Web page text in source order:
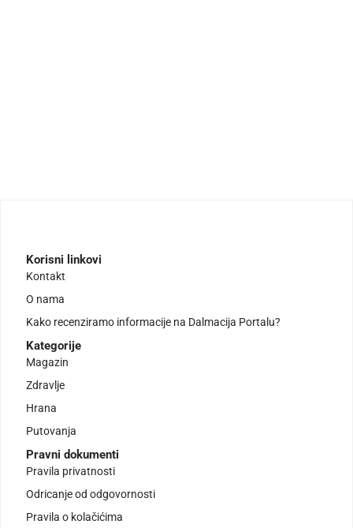
Korisni linkovi
Kontakt
O nama
Kako recenziramo informacije na Dalmacija Portalu?
Kategorije
Magazin
Zdravlje
Hrana
Putovanja
Pravni dokumenti
Pravila privatnosti
Odricanje od odgovornosti
Pravila o kolačićima